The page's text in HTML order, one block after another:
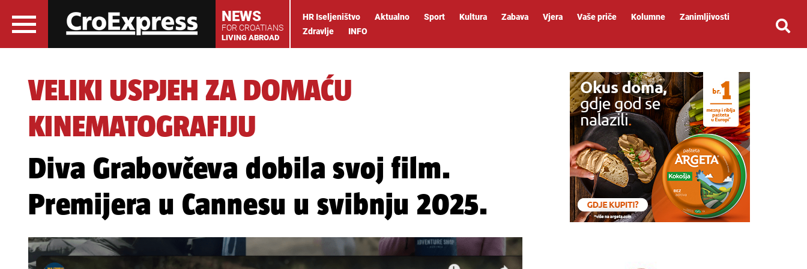
NEWS
FOR CROATIANS
LIVING ABROAD
HR Iseljeništvo Aktualno Sport Kultura Zabava Vjera Vaše priče Kolumne
Zanimljivosti
Zdravlje
INFO
VELIKI USPJEH ZA DOMAĆU
KINEMATOGRAFIJU
Diva Grabovčeva dobila svoj film.
Premijera u Cannesu u svibnju 2025.